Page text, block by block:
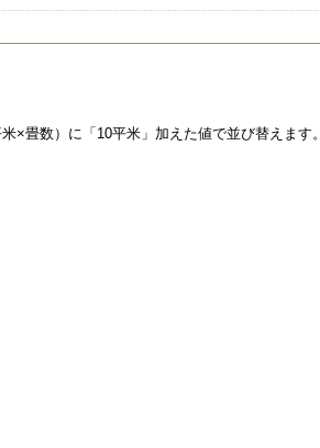
×畳数）に「10平米」加えた値で並び替えます。